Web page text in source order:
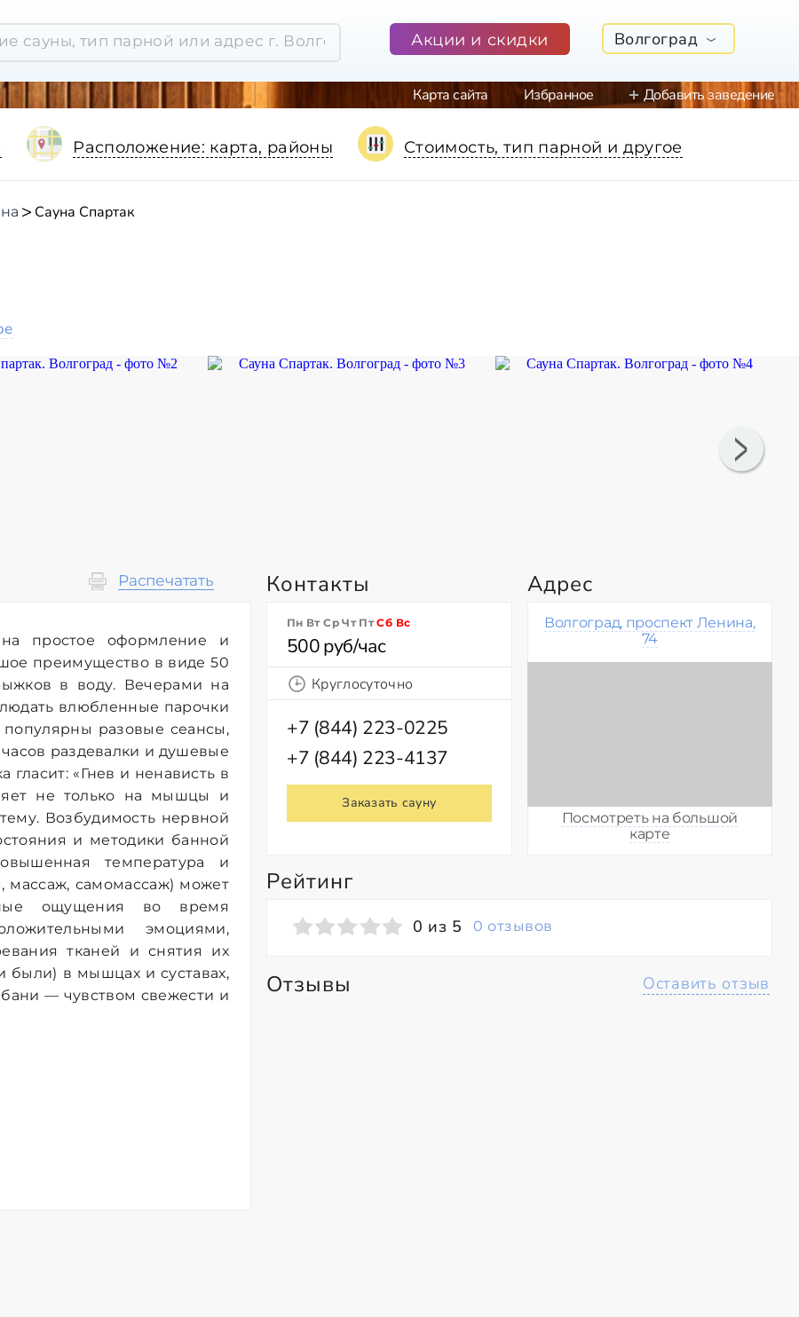
Акции и скидки Волгоград
Карта сайта Избранное Добавить заведение
Расположение: карта, районы Стоимость, тип парной и другое
Сауна Спартак
Распечатать
простое оформление и
преимущество в виде 50
в воду. Вечерами на
влюбленные парочки
разовые сеансы,
раздевалки и душевые
«Гнев и ненависть в
не только на мышцы и
Возбудимость нервной
и методики банной
температура и
массаж, самомассаж) может
ощущения во время
эмоциями,
тканей и снятия их
в мышцах и суставах,
— чувством свежести и
Контакты
Пн Вт Ср Чт ПтСб Вс
500 руб/час
Круглосуточно
+7 (844) 223-0225
+7 (844) 223-4137
Заказать сауну
Адрес
Волгоград, проспект Ленина,
74
Посмотреть на большой
карте
Рейтинг
0 из 5 0 отзывов
Отзывы Оставить отзыв